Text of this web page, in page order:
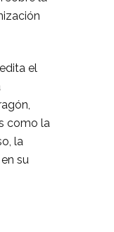
el
como la
la
su